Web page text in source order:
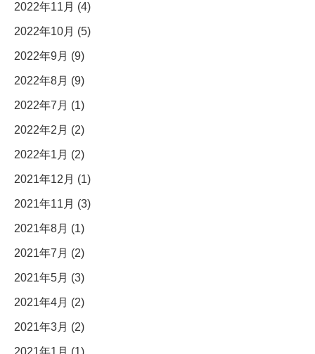
2022年11月 (4)
2022年10月 (5)
2022年9月 (9)
2022年8月 (9)
2022年7月 (1)
2022年2月 (2)
2022年1月 (2)
2021年12月 (1)
2021年11月 (3)
2021年8月 (1)
2021年7月 (2)
2021年5月 (3)
2021年4月 (2)
2021年3月 (2)